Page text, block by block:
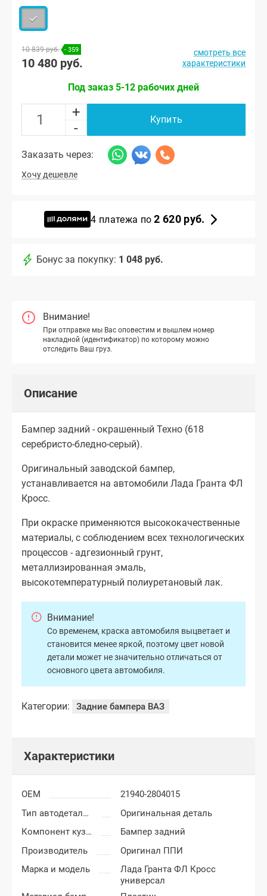
10 839 руб. - 359
10 480 руб.
смотреть все
характеристики
Под заказ 5-12 рабочих дней
+
-
Купить
Заказать через:
Хочу дешевле
4 платежа по2 620 руб.
Бонус за покупку: 1 048 руб.
Внимание!
При отправке мы Вас оповестим и вышлем номер
накладной (идентификатор) по которому можно
отследить Ваш груз.
Описание
Бампер задний - окрашенный Техно (618
серебристо-бледно-серый).
Оригинальный заводской бампер,
устанавливается на автомобили Лада Гранта ФЛ
Кросс.
При окраске применяются высококачественные
материалы, с соблюдением всех технологических
процессов - адгезионный грунт,
металлизированная эмаль,
высокотемпературный полиуретановый лак.
Внимание!
Со временем, краска автомобиля выцветает и
становится менее яркой, поэтому цвет новой
детали может не значительно отличаться от
основного цвета автомобиля.
Категории: Задние бампера ВАЗ
Характеристики
OEM
21940-2804015
Тип автодеталей
Оригинальная деталь
Компонент кузова
Бампер задний
Производитель
Оригинал ППИ
Марка и модель
Лада Гранта ФЛ Кросс
универсал